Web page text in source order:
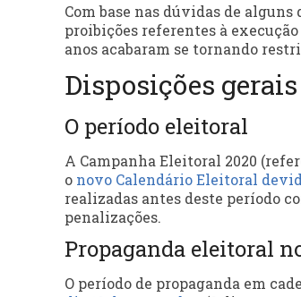
Com base nas dúvidas de
proibições referentes à
anos acabaram se tornando
Disposições gerais
O período eleitoral
A Campanha Eleitoral 2020
o novo Calendário Eleitoral
realizadas antes deste período
penalizações.
Propaganda eleitoral
O período de propaganda em